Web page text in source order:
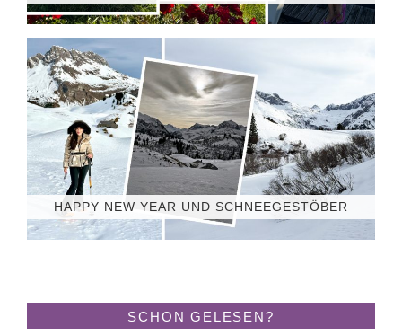
HAPPY NEW YEAR UND SCHNEEGESTÖBER
SCHON GELESEN?